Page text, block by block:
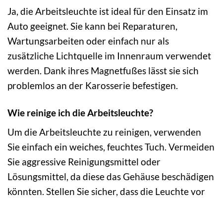
Ja, die Arbeitsleuchte ist ideal für den Einsatz im
Auto geeignet. Sie kann bei Reparaturen,
Wartungsarbeiten oder einfach nur als
zusätzliche Lichtquelle im Innenraum verwendet
werden. Dank ihres Magnetfußes lässt sie sich
problemlos an der Karosserie befestigen.
Wie reinige ich die Arbeitsleuchte?
Um die Arbeitsleuchte zu reinigen, verwenden
Sie einfach ein weiches, feuchtes Tuch. Vermeiden
Sie aggressive Reinigungsmittel oder
Lösungsmittel, da diese das Gehäuse beschädigen
könnten. Stellen Sie sicher, dass die Leuchte vor